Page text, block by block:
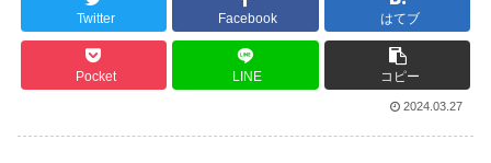
Powered by livedoor 相互RSS
Twitter Facebook はてブ
Pocket LINE コピー
2024.03.27